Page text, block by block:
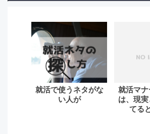
就活で使うネタがな
い人が
就活マ
は、現
てる